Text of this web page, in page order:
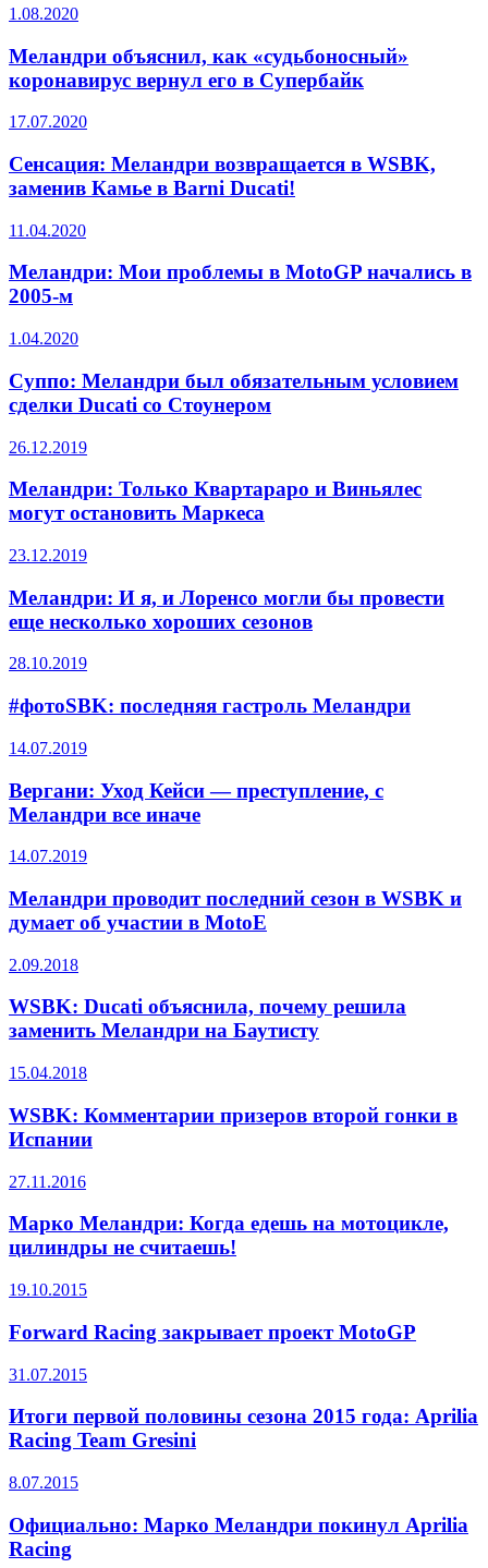
1.08.2020
Меландри объяснил, как «судьбоносный»
коронавирус вернул его в Супербайк
17.07.2020
Сенсация: Меландри возвращается в WSBK,
заменив Камье в Barni Ducati!
11.04.2020
Меландри: Мои проблемы в MotoGP начались в
2005-м
1.04.2020
Суппо: Меландри был обязательным условием
сделки Ducati со Стоунером
26.12.2019
Меландри: Только Квартараро и Виньялес
могут остановить Маркеса
23.12.2019
Меландри: И я, и Лоренсо могли бы провести
еще несколько хороших сезонов
28.10.2019
#фотоSBK: последняя гастроль Меландри
14.07.2019
Вергани: Уход Кейси — преступление, с
Меландри все иначе
14.07.2019
Меландри проводит последний сезон в WSBK и
думает об участии в MotoE
2.09.2018
WSBK: Ducati объяснила, почему решила
заменить Меландри на Баутисту
15.04.2018
WSBK: Комментарии призеров второй гонки в
Испании
27.11.2016
Марко Меландри: Когда едешь на мотоцикле,
цилиндры не считаешь!
19.10.2015
Forward Racing закрывает проект MotoGP
31.07.2015
Итоги первой половины сезона 2015 года: Aprilia
Racing Team Gresini
8.07.2015
Официально: Марко Меландри покинул Aprilia
Racing